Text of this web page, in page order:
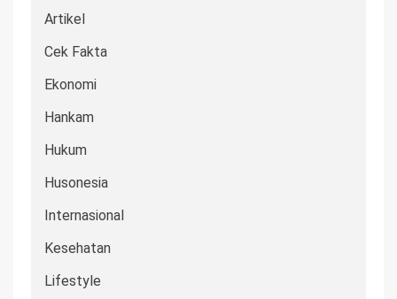
Artikel
Cek Fakta
Ekonomi
Hankam
Hukum
Husonesia
Internasional
Kesehatan
Lifestyle